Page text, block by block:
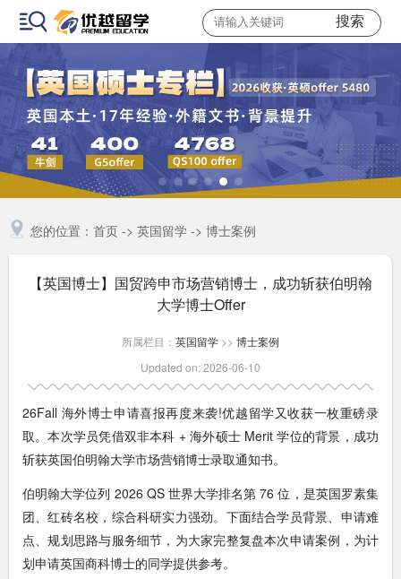
搜索
您的位置： 首页-> 英国留学-> 博士案例
【英国博士】国贸跨申市场营销博士，成功斩获伯明翰
大学博士Offer
所属栏目： 英国留学 >> 博士案例
Updated on: 2026-06-10
26Fall 海外博士申请喜报再度来袭!优越留学又收获一枚重磅录
取。本次学员凭借双非本科 + 海外硕士 Merit 学位的背景，成功
斩获英国伯明翰大学市场营销博士录取通知书。
伯明翰大学位列 2026 QS 世界大学排名第 76 位，是英国罗素集
团、红砖名校，综合科研实力强劲。下面结合学员背景、申请难
点、规划思路与服务细节，为大家完整复盘本次申请案例，为计
划申请英国商科博士的同学提供参考。